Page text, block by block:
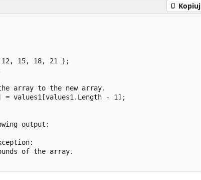
Kopiuj
15, 18, 21 };
array to the new array.
= values1[values1.Length - 1];
output:
of the array.